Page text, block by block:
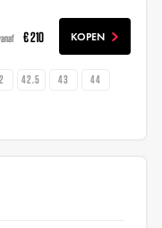
€ 210 KOPEN
42.5 43
44